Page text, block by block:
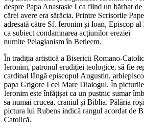
despre Papa Anastasie I ca fiind un bărbat
cărei avere era sărăcia. Printre Scrisorile
adresată către Sf. Ieronim și Ioan, Episcop
ca subiect condamnarea acțiunilor ereziei
numite Pelagianism în Betleem.
În tradiția artistică a Bisericii Romano-
Ieronim, patronul erudiției teologice, să fie
cardinal lângă episcopul Augustin,
papa Grigore I cel Mare Dialogul. În
Ieronim este înfățișat ca un pustnic sumar
sa numai crucea, craniul și Biblia. Pălăria
pictura lui Rubens indică rangul acordat de
Catolică.